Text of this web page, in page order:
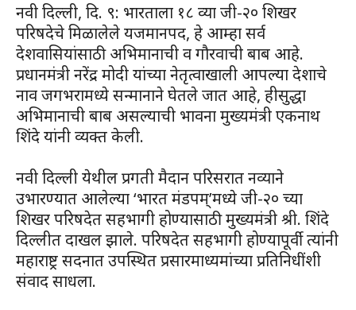
नवी दिल्ली, दि. ९: भारताला १८ व्या जी-२० शिखर
परिषदेचे मिळालेले यजमानपद, हे आम्हा सर्व
देशवासियांसाठी अभिमानाची व गौरवाची बाब आहे.
प्रधानमंत्री नरेंद्र मोदी यांच्या नेतृत्वाखाली आपल्या देशाचे
नाव जगभरामध्ये सन्मानाने घेतले जात आहे, हीसुद्धा
अभिमानाची बाब असल्याची भावना मुख्यमंत्री एकनाथ
शिंदे यांनी व्यक्त केली.
नवी दिल्ली येथील प्रगती मैदान परिसरात नव्याने
उभारण्यात आलेल्या ‘भारत मंडपम्’मध्ये जी-२० च्या
शिखर परिषदेत सहभागी होण्यासाठी मुख्यमंत्री श्री. शिंदे
दिल्लीत दाखल झाले. परिषदेत सहभागी होण्यापूर्वी त्यांनी
महाराष्ट्र सदनात उपस्थित प्रसारमाध्यमांच्या प्रतिनिधींशी
संवाद साधला.